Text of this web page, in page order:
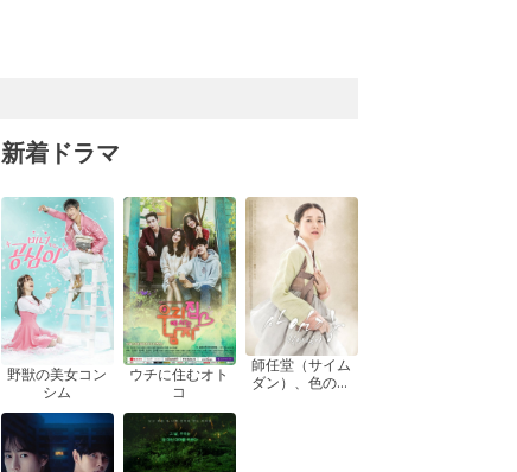
新着ドラマ
野獣の美女コン
シム
ウチに住むオト
コ
師任堂（サイム
ダン）、色の日